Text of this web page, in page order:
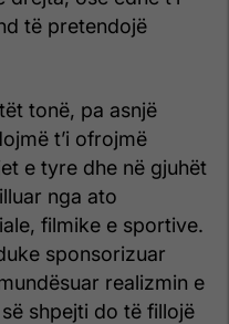
të pretendojë
tonë, pa asnjë
t’i ofrojmë
e tyre dhe në gjuhët
nga ato
filmike e sportive.
sponsorizuar
realizmin e
shpejti do të fillojë